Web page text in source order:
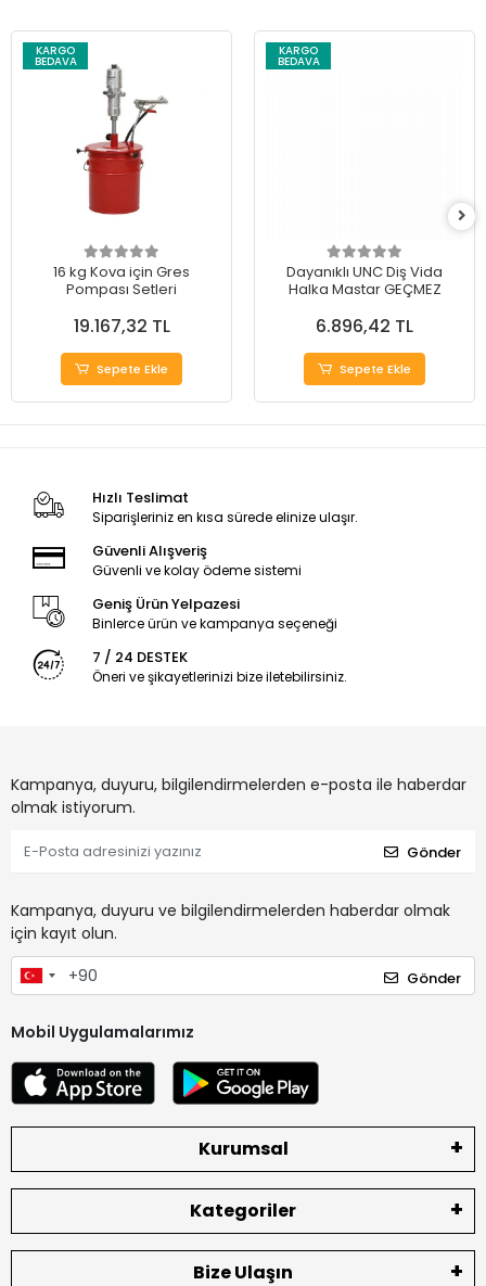
KARGO
BEDAVA
16 kg Kova için Gres
Pompası Setleri
19.167,32 TL
Sepete Ekle
KARGO
BEDAVA
Dayanıklı UNC Diş Vida
Halka Mastar GEÇMEZ
6.896,42 TL
Sepete Ekle
Hızlı Teslimat
Siparişleriniz en kısa sürede elinize ulaşır.
Güvenli Alışveriş
Güvenli ve kolay ödeme sistemi
Geniş Ürün Yelpazesi
Binlerce ürün ve kampanya seçeneği
7 / 24 DESTEK
Öneri ve şikayetlerinizi bize iletebilirsiniz.
Kampanya, duyuru, bilgilendirmelerden e-posta ile haberdar
olmak istiyorum.
Gönder
Kampanya, duyuru ve bilgilendirmelerden haberdar olmak
için kayıt olun.
Gönder
Mobil Uygulamalarımız
Kurumsal
Kategoriler
Bize Ulaşın